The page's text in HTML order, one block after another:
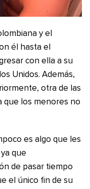
y el
él hasta el
con ella a su
Unidos. Además,
otra de las
que los menores no
es algo que les
que
de pasar tiempo
el único fin de su